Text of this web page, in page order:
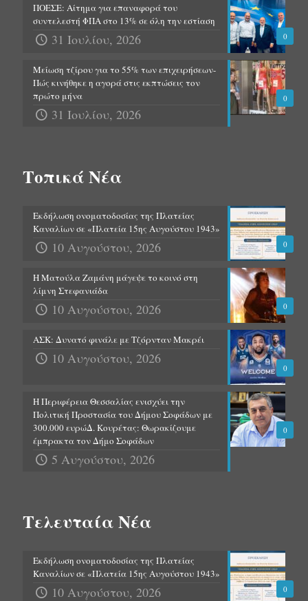
0
ΠΟΕΣΕ: Αίτημα για επαναφορά του
συντελεστή ΦΠΑ στο 13% σε όλη την εστίαση
31 Ιουλίου, 2026
0
Μείωση τζίρου για το 55% των επιχειρήσεων-
Πώς κινήθηκε η αγορά στις εκπτώσεις τον
πρώτο μήνα
31 Ιουλίου, 2026
Τοπικά Νέα
0
Εκδήλωση ονοματοδοσίας της Πλατείας
Καναλίων σε «Πλατεία 15ης Αυγούστου 1943»
10 Αυγούστου, 2026
0
Η Ματούλα Ζαμάνη μάγεψε το κοινό στη
λίμνη Στεφανιάδα
10 Αυγούστου, 2026
0
ΑΣΚ: Δυνατό φινάλε με Τζόρνταν Μακρέι
10 Αυγούστου, 2026
0
Η Περιφέρεια Θεσσαλίας ενισχύει την
Πολιτική Προστασία του Δήμου Σοφάδων με
300.000 ευρώΔ. Κουρέτας: Θωρακίζουμε
έμπρακτα τον Δήμο Σοφάδων
5 Αυγούστου, 2026
Τελευταία Νέα
0
Εκδήλωση ονοματοδοσίας της Πλατείας
Καναλίων σε «Πλατεία 15ης Αυγούστου 1943»
10 Αυγούστου, 2026